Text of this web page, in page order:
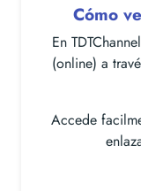
Cómo
En
(online) a
Accede